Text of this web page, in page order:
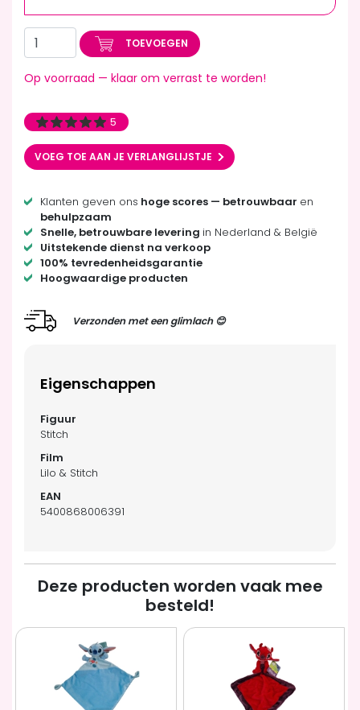
TOEVOEGEN
Op voorraad — klaar om verrast te worden!
5
VOEG TOE AAN JE VERLANGLIJSTJE
Klanten geven ons hoge scores — betrouwbaar en
behulpzaam
Snelle, betrouwbare levering in Nederland & België
Uitstekende dienst na verkoop
100% tevredenheidsgarantie
Hoogwaardige producten
Verzonden met een glimlach 😊
Eigenschappen
Stitch
Lilo & Stitch
5400868006391
Deze producten worden vaak mee
besteld!